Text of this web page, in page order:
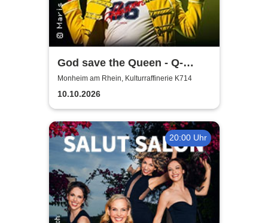
God save the Queen - Q-
Revival Band
Monheim am Rhein, Kulturraffinerie K714
10.10.2026
20:00 Uhr